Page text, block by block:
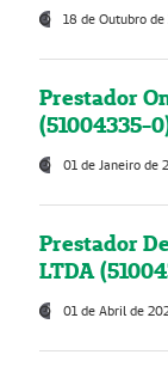
18 de Outubro de
Prestador
(51004335-
01 de Janeiro de
Prestador
LTDA
01 de Abril de